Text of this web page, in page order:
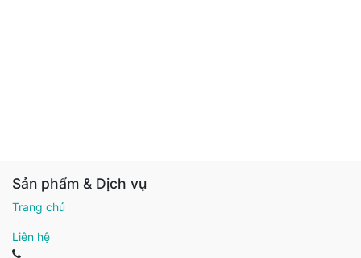
Sản phẩm & Dịch vụ
Trang chủ
Liên hệ